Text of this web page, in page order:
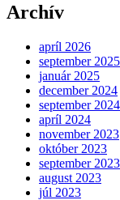
Archív
apríl 2026
september 2025
január 2025
december 2024
september 2024
apríl 2024
november 2023
október 2023
september 2023
august 2023
júl 2023